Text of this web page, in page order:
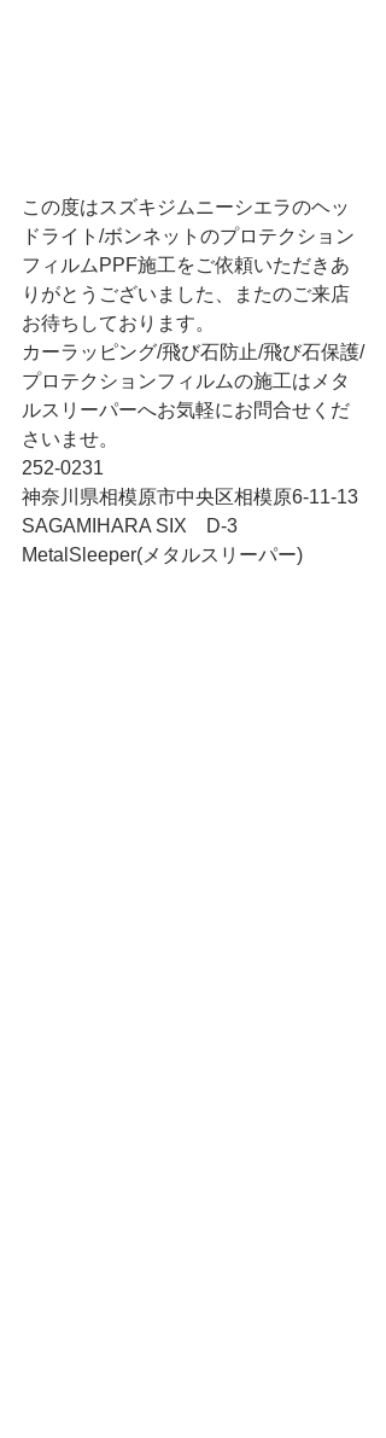
この度はスズキジムニーシエラのヘッ
ドライト/ボンネットのプロテクション
フィルムPPF施工をご依頼いただきあ
りがとうございました、またのご来店
お待ちしております。
カーラッピング/飛び石防止/飛び石保護/
プロテクションフィルムの施工はメタ
ルスリーパーへお気軽にお問合せくだ
さいませ。
252-0231
神奈川県相模原市中央区相模原6-11-13
SAGAMIHARA SIX　D-3
MetalSleeper(メタルスリーパー)